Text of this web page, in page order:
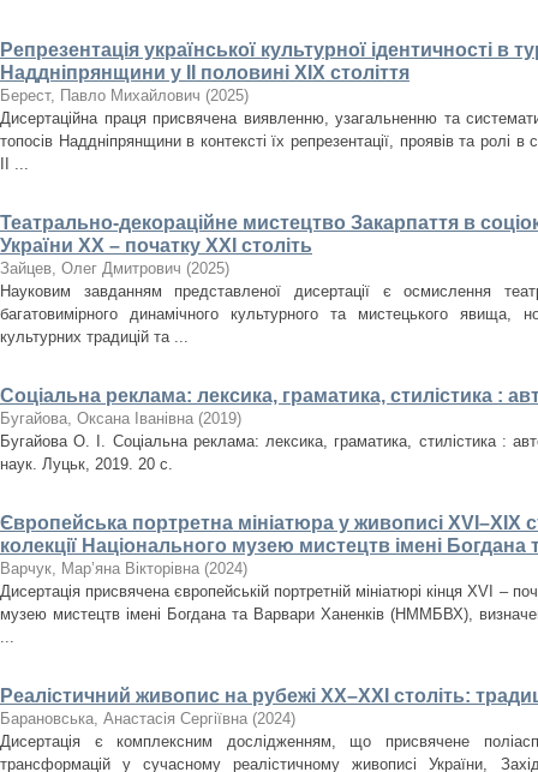
Репрезентація української культурної ідентичності в
Наддніпрянщини у ІІ половині XIX століття
Берест, Павло Михайлович (2025)
Дисертаційна праця присвячена виявленню, узагальненню та
топосів Наддніпрянщини в контексті їх репрезентації, проявів та ролі в
ІІ ...
Театрально-декораційне мистецтво Закарпаття в
України ХХ – початку ХХІ століть
Зайцев, Олег Дмитрович (2025)
Науковим завданням представленої дисертації є осмислення
багатовимірного динамічного культурного та мистецького явища,
культурних традицій та ...
Соціальна реклама: лексика, граматика, стилістика :
Бугайова, Оксана Іванівна (2019)
Бугайова О. І. Соціальна реклама: лексика, граматика, стилістика :
наук. Луцьк, 2019. 20 с.
Європейська портретна мініатюра у живописі XVI–XIX
колекції Національного музею мистецтв імені Богдана
Варчук, Мар’яна Вікторівна (2024)
Дисертація присвячена європейській портретній мініатюрі кінця XVI –
музею мистецтв імені Богдана та Варвари Ханенків (НММБВХ),
...
Реалістичний живопис на рубежі ХХ–ХХІ століть:
Барановська, Анастасія Сергіївна (2024)
Дисертація є комплексним дослідженням, що присвячене
трансформацій у сучасному реалістичному живописі України,